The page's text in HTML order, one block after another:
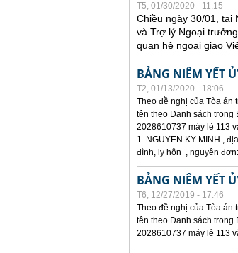
T5, 01/30/2020 - 11:15
Chiều ngày 30/01, tại
và Trợ lý Ngoại
quan hệ ngoại giao
BẢNG NIÊM YẾT
T2, 01/13/2020 - 18:06
Theo đề nghị của Tòa án
tên theo Danh sách trong
2028610737 máy lẻ 113
1. NGUYEN KY MINH ,
đình, ly hôn , nguyên
BẢNG NIÊM YẾT
T6, 12/27/2019 - 17:46
Theo đề nghị của Tòa án
tên theo Danh sách trong
2028610737 máy lẻ 113